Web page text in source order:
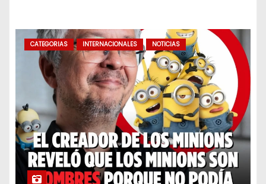
CATEGORIAS INTERNACIONALES NOTICIAS